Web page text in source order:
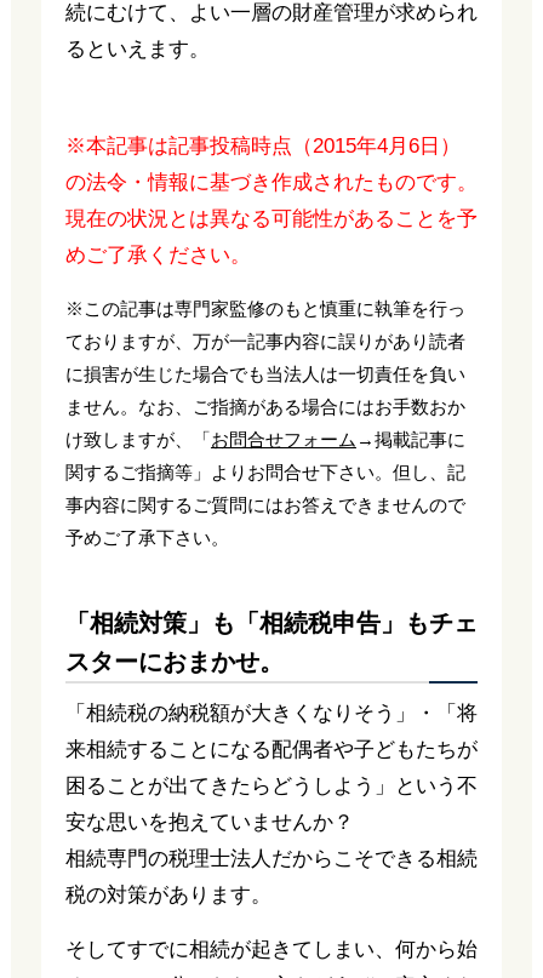
続にむけて、よい一層の財産管理が求められ
るといえます。
※本記事は記事投稿時点（2015年4月6日）
の法令・情報に基づき作成されたものです。
現在の状況とは異なる可能性があることを予
めご了承ください。
※この記事は専門家監修のもと慎重に執筆を行っ
ておりますが、万が一記事内容に誤りがあり読者
に損害が生じた場合でも当法人は一切責任を負い
ません。なお、ご指摘がある場合にはお手数おか
け致しますが、「お問合せフォーム →掲載記事に
関するご指摘等」よりお問合せ下さい。但し、記
事内容に関するご質問にはお答えできませんので
予めご了承下さい。
「相続対策」も「相続税申告」もチェ
スターにおまかせ。
「相続税の納税額が大きくなりそう」・「将
来相続することになる配偶者や子どもたちが
困ることが出てきたらどうしよう」という不
安な思いを抱えていませんか？
相続専門の税理士法人だからこそできる相続
税の対策があります。
そしてすでに相続が起きてしまい、何から始